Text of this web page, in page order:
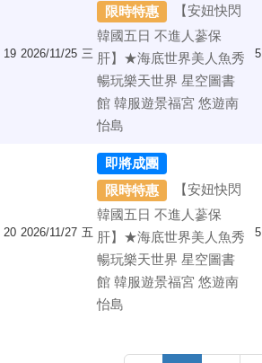
19 2026/11/25 三
限時特惠
【安妞快閃
韓國五日 不進人蔘保
肝】★海底世界美人魚秀
暢玩樂天世界 星空圖書
館 韓服遊景福宮 悠遊南
怡島
5
20 2026/11/27 五
即將成團
限時特惠
【安妞快閃
韓國五日 不進人蔘保
肝】★海底世界美人魚秀
暢玩樂天世界 星空圖書
館 韓服遊景福宮 悠遊南
怡島
5